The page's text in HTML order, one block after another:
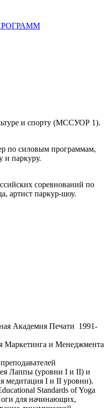
и спорту (МССУОР 1).
по силовым программам,
и паркуру.
соревнований по
артист паркур-шоу.
Академия Печати 1991-
Маркетинга и Менеджмента
Лаппы (уровни I и II) и
медитация I и II уровни).
Standards of Yoga
для начинающих,